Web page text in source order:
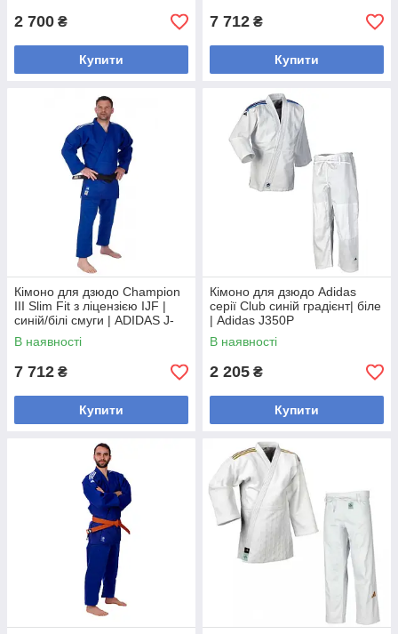
2 700 ₴
Купити
7 712 ₴
Купити
Кімоно для дзюдо Champion
III Slim Fit з ліцензією IJF |
синій/білі смуги | ADIDAS J-
IJFB-1
В наявності
7 712 ₴
Купити
Кімоно для дзюдо Adidas
серії Club синій градієнт| біле
| Adidas J350P
В наявності
2 205 ₴
Купити